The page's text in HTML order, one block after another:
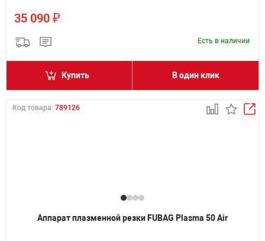
35 090 ₽
Есть в наличии
Купить В один клик
Код товара: 789126
Аппарат плазменной резки FUBAG Plasma 50 Air